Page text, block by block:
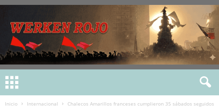
Inicio Internacional
Chalecos Amarillos franceses cumplieron 35 sábados seguidos